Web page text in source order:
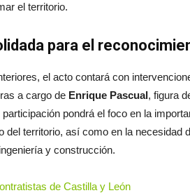
el territorio.
para el
el acto contará con
a cargo de Enrique Pascual, figura
pondrá el foco en la
del territorio, así como en la necesidad
y construcción.
de Castilla y León